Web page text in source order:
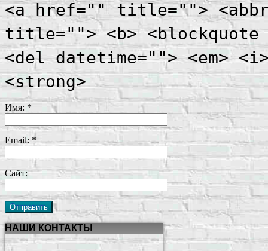
<a href="" title="">
title=""> <b> <blockquote
<del datetime=""> <em>
<strong>
Имя: *
Email: *
Сайт:
НАШИ КОНТАКТЫ